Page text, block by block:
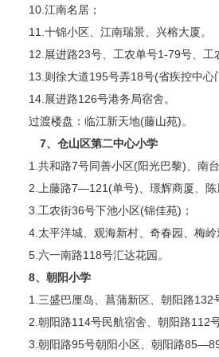
10.江南名居；
11.十锦小区、江南瑞景、兴榕大厦。
12.展进路23号、工农单号1-79号、工
13.则徐大道195号弄18号(省疾控中心
14.展进路126号港务局宿舍。
过渡楼盘：临江新天地(藤山苑)。
7、仓山区第二中心小学
1.共和路7号同善小区(阳光巴黎)、南台
2.上藤路7—121(单号)、璟辉商厦、陈
3.工农街36号下池小区(锦佳苑)；
4.太平洋城、观海新村、奇春园、梅岭
5.六一南路118号汇达花园。
8、朝阳小学
1.三盛巴厘岛、菖蒲新区、朝阳路132号
2.朝阳路114号民航宿舍、朝阳路112号
3.朝阳路95号朝阳小区、朝阳路85—89